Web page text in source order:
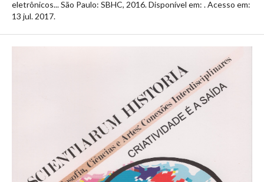
eletrônicos... São Paulo: SBHC, 2016. Disponível em: . Acesso em:
13 jul. 2017.